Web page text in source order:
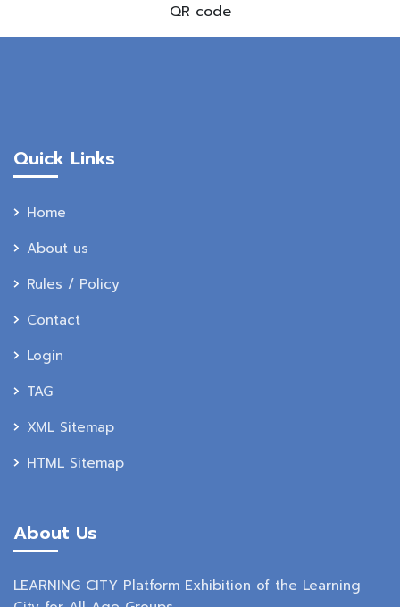
QR code
Quick Links
Home
About us
Rules / Policy
Contact
Login
TAG
XML Sitemap
HTML Sitemap
About Us
LEARNING CITY Platform Exhibition of the Learning